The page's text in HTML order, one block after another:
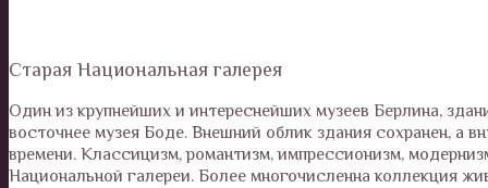
Старая Национальная галерея
Один из крупнейших и интереснейших музеев Берлина,
восточнее музея Боде. Внешний облик здания сохранен, а
времени. Классицизм, романтизм, импрессионизм,
Национальной галереи. Более многочисленна коллекция